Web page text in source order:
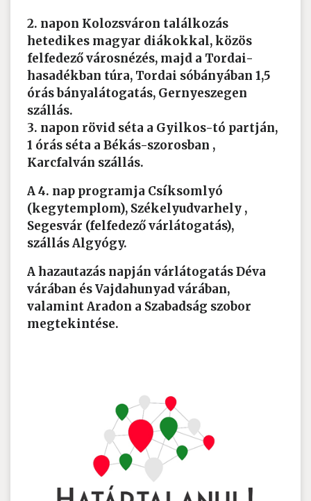
2. napon Kolozsváron találkozás
hetedikes magyar diákokkal, közös
felfedező városnézés, majd a Tordai-
hasadékban túra, Tordai sóbányában 1,5
órás bányalátogatás, Gernyeszegen
szállás.
3. napon rövid séta a Gyilkos-tó partján,
1 órás séta a Békás-szorosban ,
Karcfalván szállás.
A 4. nap programja Csíksomlyó
(kegytemplom), Székelyudvarhely ,
Segesvár (felfedező várlátogatás),
szállás Algyógy.
A hazautazás napján várlátogatás Déva
várában és Vajdahunyad várában,
valamint Aradon a Szabadság szobor
megtekintése.